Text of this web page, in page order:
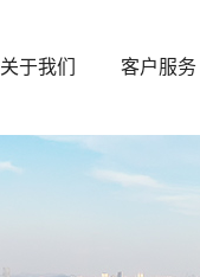
关于我们 客户服务